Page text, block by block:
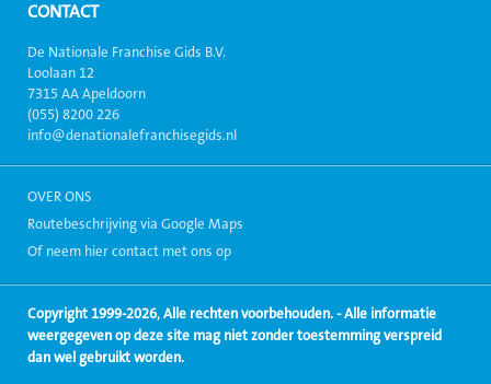
CONTACT
De Nationale Franchise Gids B.V.
Loolaan 12
7315 AA Apeldoorn
(055) 8200 226
info@denationalefranchisegids.nl
OVER ONS
Routebeschrijving via Google Maps
Of neem hier contact met ons op
Copyright 1999-2026, Alle rechten voorbehouden. - Alle informatie
weergegeven op deze site mag niet zonder toestemming verspreid
dan wel gebruikt worden.